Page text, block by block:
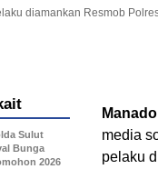
diamankan Resmob
media
pelaku
Sulut
Bunga
2026